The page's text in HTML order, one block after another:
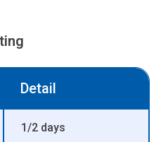
Detail
1/2 days